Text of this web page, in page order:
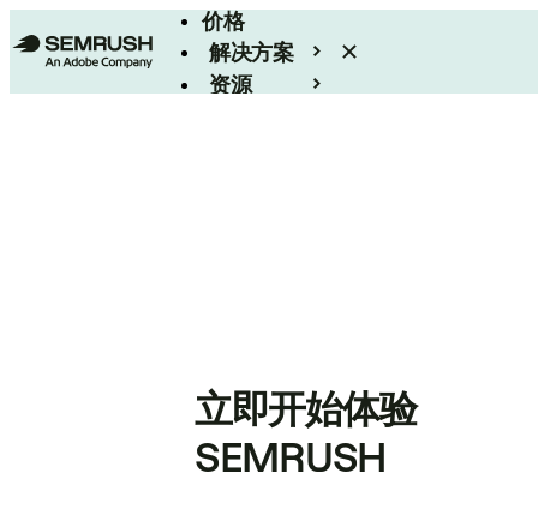
价格
解决方案
资源
立即开始体验
SEMRUSH